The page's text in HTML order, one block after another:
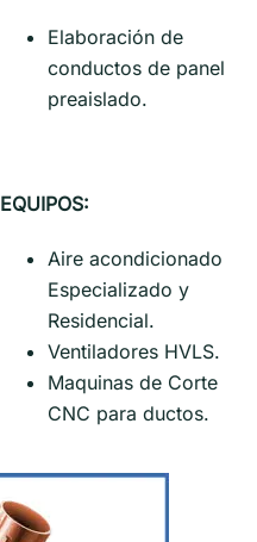
Elaboración de
conductos de panel
preaislado.
EQUIPOS:
Aire acondicionado
Especializado y
Residencial.
Ventiladores HVLS.
Maquinas de Corte
CNC para ductos.